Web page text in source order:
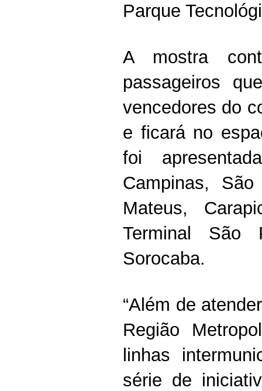
Parque
A mostra
passageiros
vencedores do
e ficará no
foi
Campinas,
Mateus,
Terminal São
Sorocaba.
“Além de
Região
linhas
série de